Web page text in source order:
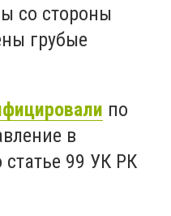
со стороны
грубые
по
в
статье 99 УК РК